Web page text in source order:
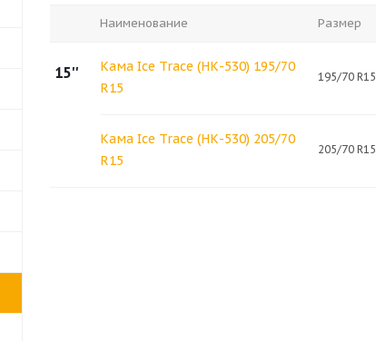
Наименование Размер
15''
Кама Ice Trace (НК-530) 195/70
R15
195/70 R15
Кама Ice Trace (НК-530) 205/70
R15
205/70 R15